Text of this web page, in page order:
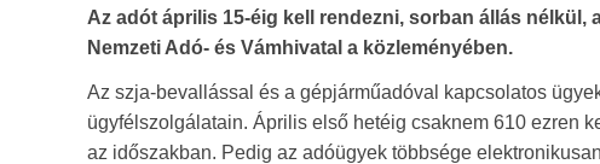
Az adót április 15-éig kell rendezni, sorban állás nélkül,
Nemzeti Adó- és Vámhivatal a közleményében.
Az szja-bevallással és a gépjárműadóval kapcsolatos
ügyfélszolgálatain. Április első hetéig csaknem 610 ezren
az időszakban. Pedig az adóügyek többsége